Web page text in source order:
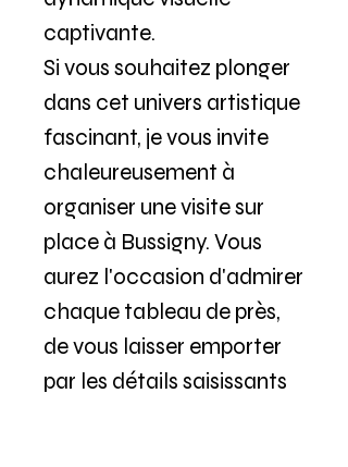
captivante.
Si vous souhaitez plonger
dans cet univers artistique
fascinant, je vous invite
chaleureusement à
organiser une visite sur
place à Bussigny. Vous
aurez l'occasion d'admirer
chaque tableau de près,
de vous laisser emporter
par les détails saisissants